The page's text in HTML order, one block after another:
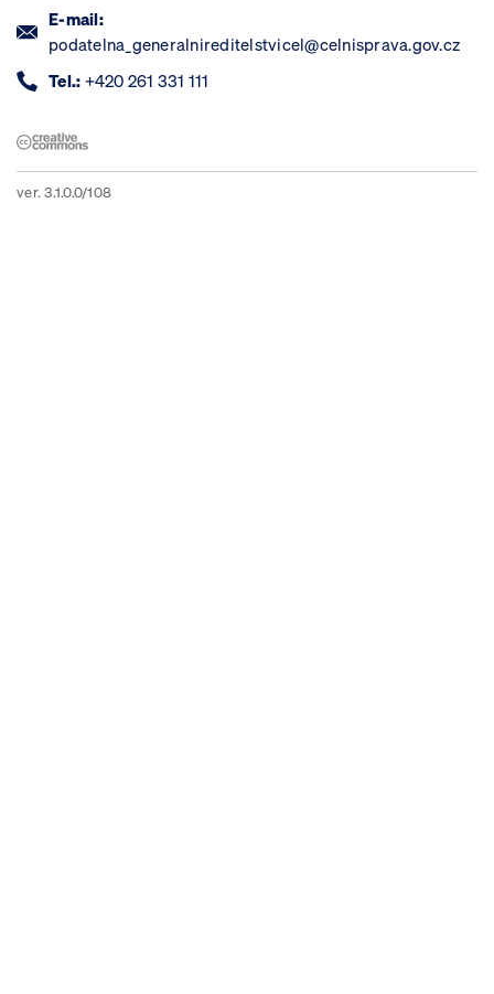
E-mail:
podatelna_generalnireditelstvicel@celnisprava.gov.cz
Tel.: +420 261 331 111
ver. 3.1.0.0/108